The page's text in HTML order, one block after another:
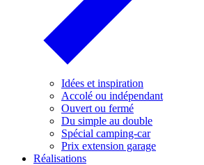
Idées et inspiration
Accolé ou indépendant
Ouvert ou fermé
Du simple au double
Spécial camping-car
Prix extension garage
Réalisations